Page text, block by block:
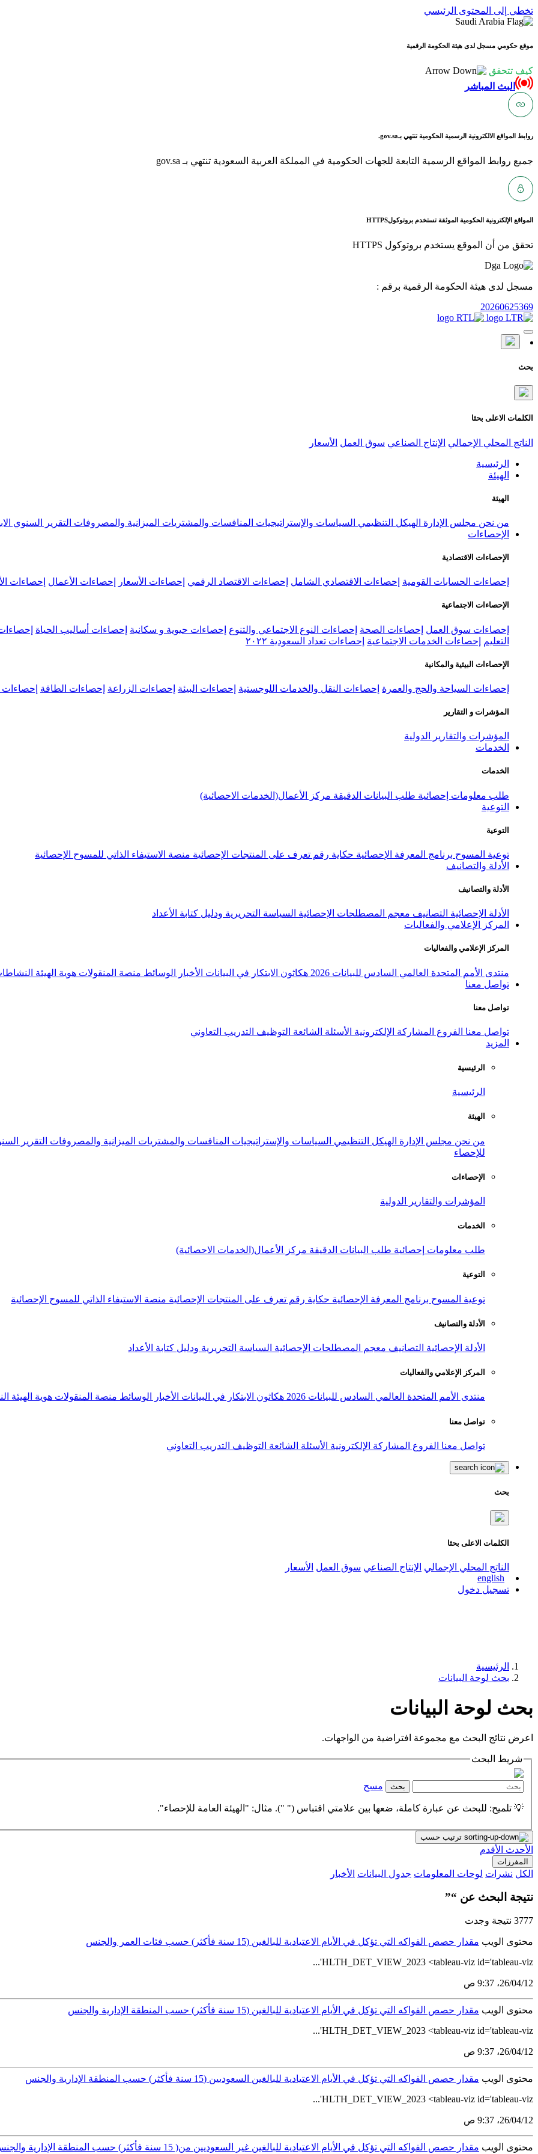
تخطي إلى المحتوى الرئيسي
موقع حكومي مسجل لدى هيئة الحكومة الرقمية
كيف تتحقق
البث المباشر
روابط المواقع الالكترونية الرسمية الحكومية تنتهي بـgov.sa.
جميع روابط المواقع الرسمية التابعة للجهات الحكومية في المملكة العربية السعودية تنتهي بـ gov.sa
المواقع الإلكترونية الحكومية الموثقة تستخدم بروتوكولHTTPS
تحقق من أن الموقع يستخدم بروتوكول HTTPS
مسجل لدى هيئة الحكومة الرقمية برقم :
20260625369
بحث
الكلمات الاعلى بحثا
الناتج المحلي الإجمالي الإنتاج الصناعي سوق العمل الأسعار
الرئيسية
الهيئة
الهيئة
من نحن مجلس الإدارة الهيكل التنظيمي السياسات والإستراتيجيات المنافسات والمشتريات الميزانية والمصروفات التقرير السنوي
الإحصاءات
الإحصاءات الاقتصادية
إحصاءات الحسابات القومية إحصاءات الاقتصادي الشامل إحصاءات الاقتصاد الرقمي إحصاءات الأسعار إحصاءات الأعمال إحصاءات
الإحصاءات الاجتماعية
إحصاءات سوق العمل إحصاءات الصحة إحصاءات النوع الاجتماعي والتنوع إحصاءات حيوية و سكانية إحصاءات أساليب الحياة
التعليم
إحصاءات الخدمات الاجتماعية إحصاءات تعداد السعودية ٢٠٢٢
الإحصاءات البيئية والمكانية
إحصاءات السياحة والحج والعمرة إحصاءات النقل والخدمات اللوجستية إحصاءات البيئة إحصاءات الزراعة إحصاءات الطاقة إحصاءات
المؤشرات و التقارير
المؤشرات والتقارير الدولية
الخدمات
الخدمات
طلب معلومات إحصائية طلب البيانات الدقيقة مركز الأعمال(الخدمات الاحصائية)
التوعية
التوعية
توعية المسوح برنامج المعرفة الإحصائية حكاية رقم تعرف على المنتجات الإحصائية منصة الاستيفاء الذاتي للمسوح الإحصائية
الأدلة والتصانيف
الأدلة والتصانيف
الأدلة الإحصائية التصانيف معجم المصطلحات الإحصائية السياسة التحريرية ودليل كتابة الأعداد
المركز الإعلامي والفعاليات
المركز الإعلامي والفعاليات
منتدى الأمم المتحدة العالمي السادس للبيانات 2026 هكاثون الابتكار في البيانات الأخبار الوسائط منصة المنقولات هوية الهيئة
تواصل معنا
تواصل معنا
تواصل معنا الفروع المشاركة الإلكترونية الأسئلة الشائعة التوظيف التدريب التعاوني
المزيد
الرئيسية
الرئيسية
الهيئة
من نحن مجلس الإدارة الهيكل التنظيمي السياسات والإستراتيجيات المنافسات والمشتريات الميزانية والمصروفات التقرير
للإحصاء
الإحصاءات
المؤشرات والتقارير الدولية
الخدمات
طلب معلومات إحصائية طلب البيانات الدقيقة مركز الأعمال(الخدمات الاحصائية)
التوعية
توعية المسوح برنامج المعرفة الإحصائية حكاية رقم تعرف على المنتجات الإحصائية منصة الاستيفاء الذاتي للمسوح الإحصائية
الأدلة والتصانيف
الأدلة الإحصائية التصانيف معجم المصطلحات الإحصائية السياسة التحريرية ودليل كتابة الأعداد
المركز الإعلامي والفعاليات
منتدى الأمم المتحدة العالمي السادس للبيانات 2026 هكاثون الابتكار في البيانات الأخبار الوسائط منصة المنقولات هوية الهيئة
تواصل معنا
تواصل معنا الفروع المشاركة الإلكترونية الأسئلة الشائعة التوظيف التدريب التعاوني
بحث
الكلمات الاعلى بحثا
الناتج المحلي الإجمالي الإنتاج الصناعي سوق العمل الأسعار
english
تسجيل دخول
الرئيسية
بحث لوحة البيانات
بحث لوحة البيانات
اعرض نتائج البحث مع مجموعة افتراضية من الواجهات.
شريط البحث
بحث مسح
💡 تلميح: للبحث عن عبارة كاملة، ضعها بين علامتي اقتباس (" "). مثال: "الهيئة العامة للإحصاء".
ترتيب حسب
الأحدث الأقدم
المفرزات
الكل نشرات لوحات المعلومات جدول البيانات الأخبار
نتيجة البحث عن “”
3777 نتيجة وجدت
محتوى الويب مقدار حصص الفواكه التي تؤكل في الأيام الاعتيادية للبالغين (15 سنة فأكثر) حسب فئات العمر والجنس
HLTH_DET_VIEW_2023 <tableau-viz id='tableau-viz'...
12‏/04‏/26، 9:37 ص
محتوى الويب مقدار حصص الفواكه التي تؤكل في الأيام الاعتيادية للبالغين (15 سنة فأكثر) حسب المنطقة الإدارية والجنس
HLTH_DET_VIEW_2023 <tableau-viz id='tableau-viz'...
12‏/04‏/26، 9:37 ص
محتوى الويب مقدار حصص الفواكه التي تؤكل في الأيام الاعتيادية للبالغين السعوديين (15 سنة فأكثر) حسب المنطقة الإدارية والجنس
HLTH_DET_VIEW_2023 <tableau-viz id='tableau-viz'...
12‏/04‏/26، 9:37 ص
محتوى الويب مقدار حصص الفواكه التي تؤكل في الأيام الاعتيادية للبالغين غير السعوديين من( 15 سنة فأكثر) حسب المنطقة الإدارية والجنس